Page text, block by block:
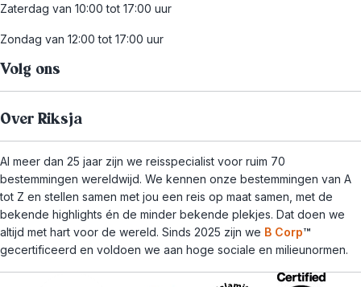
Zaterdag van 10:00 tot 17:00 uur
Zondag van 12:00 tot 17:00 uur
Volg ons
Over Riksja
Al meer dan 25 jaar zijn we reisspecialist voor ruim 70
bestemmingen wereldwijd. We kennen onze bestemmingen van A
tot Z en stellen samen met jou een reis op maat samen, met de
bekende highlights én de minder bekende plekjes. Dat doen we
altijd met hart voor de wereld. Sinds 2025 zijn we B Corp™
gecertificeerd en voldoen we aan hoge sociale en milieunormen.